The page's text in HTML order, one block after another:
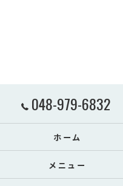
048-979-6832
ホーム
メニュー